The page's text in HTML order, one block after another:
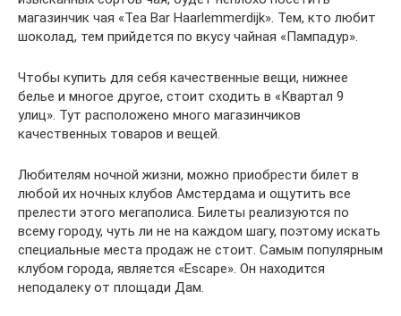
магазинчик чая «Tea Bar Haarlemmerdijk». Тем, кто любит
шоколад, тем прийдется по вкусу чайная «Пампадур».
Чтобы купить для себя качественные вещи, нижнее
белье и многое другое, стоит сходить в «Квартал 9
улиц». Тут расположено много магазинчиков
качественных товаров и вещей.
Любителям ночной жизни, можно приобрести билет в
любой их ночных клубов Амстердама и ощутить все
прелести этого мегаполиса. Билеты реализуются по
всему городу, чуть ли не на каждом шагу, поэтому искать
специальные места продаж не стоит. Самым популярным
клубом города, является «Escape». Он находится
неподалеку от площади Дам.